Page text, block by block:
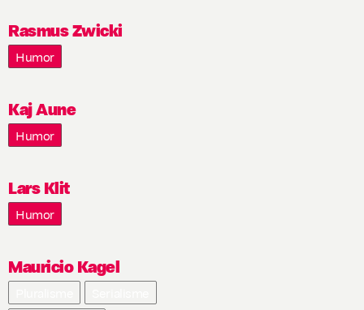
Rasmus Zwicki
Humor
Kaj Aune
Humor
Lars Klit
Humor
Mauricio Kagel